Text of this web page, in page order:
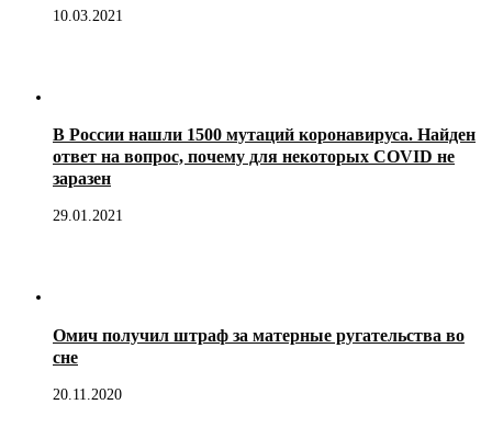
10.03.2021
В России нашли 1500 мутаций коронавируса. Найден
ответ на вопрос, почему для некоторых COVID не
заразен
29.01.2021
Омич получил штраф за матерные ругательства во
сне
20.11.2020